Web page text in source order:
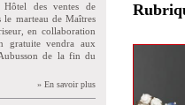
des ventes de
le marteau de Maîtres
en collaboration
gratuite vendra aux
de la fin du
» En savoir plus